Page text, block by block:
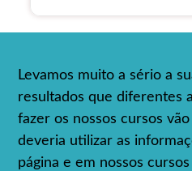
Levamos muito a sério a
resultados que diferentes
fazer os nossos cursos
deveria utilizar as
página e em nossos